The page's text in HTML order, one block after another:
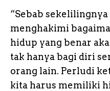
“Sebab
menghakimi
hidup yang benar
tak hanya bagi diri
orang lain. Perludi
kita harus memiliki